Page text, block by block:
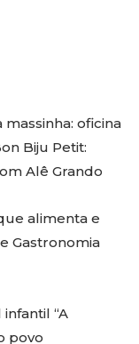
massinha: oficina
Biju Petit:
Alê Grando
alimenta e
Gastronomia
“A
povo